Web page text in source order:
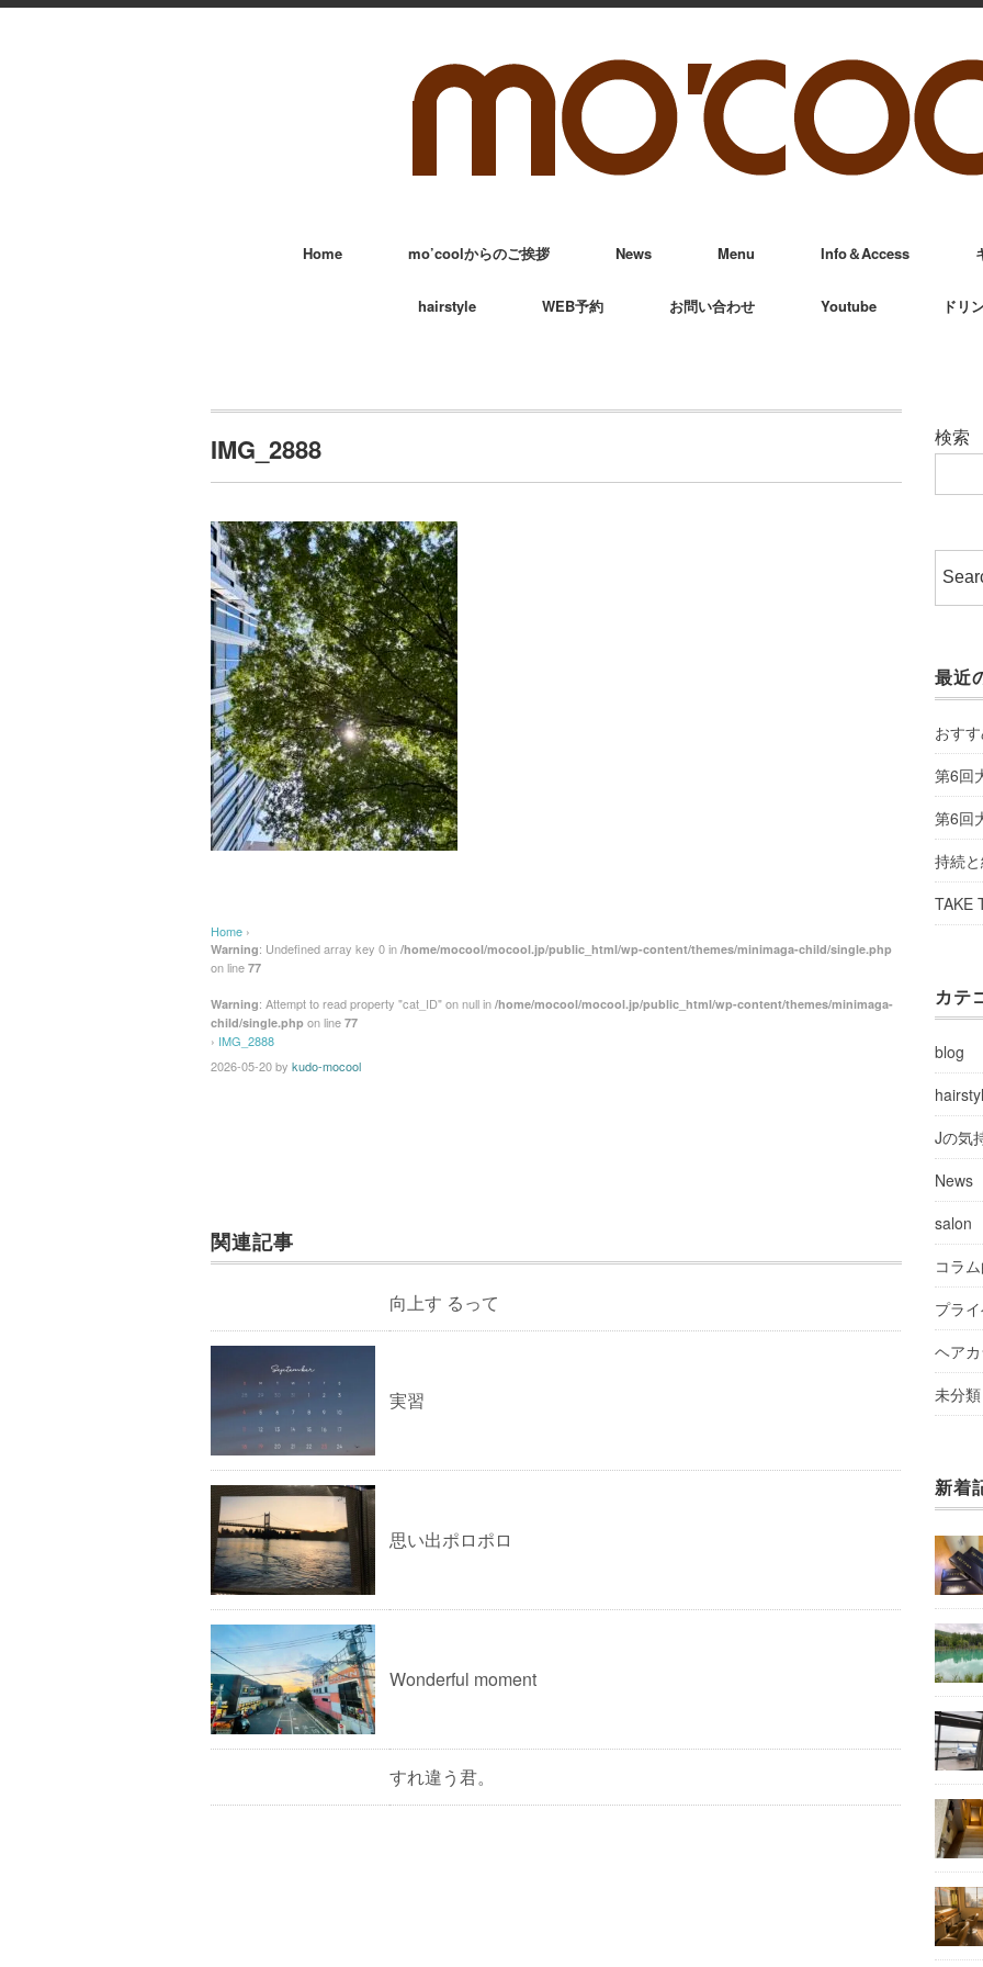
Home mo’coolからのご挨拶 News Menu Info＆Access
hairstyle WEB予約 お問い合わせ Youtube ドリ
IMG_2888
Home ›
Warning: Undefined array key 0 in /home/mocool/mocool.jp/public_html/wp-content/themes/minimaga-child/single.php
on line 77
Warning: Attempt to read property "cat_ID" on null in /home/mocool/mocool.jp/public_html/wp-content/themes/minimaga-
child/single.php on line 77
› IMG_2888
2026-05-20by kudo-mocool
関連記事
向上す るって
実習
思い出ポロポロ
Wonderful moment
すれ違う君。
検索
最近
おす
第6回
第6回
持続
TAKE
カテ
blog
Jの気
News
salon
コラ
プラ
ヘア
未分類
新着